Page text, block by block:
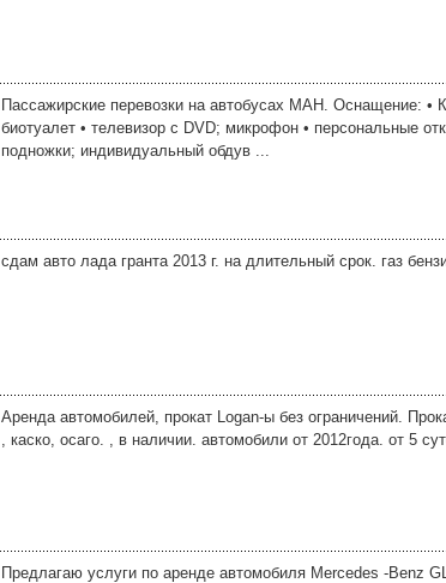
Пассажирские перевозки на автобусах МАН. Оснащение: •
биотуалет • телевизор с DVD; микрофон • персональные
подножки; индивидуальный обдув ...
сдам авто лада гранта 2013 г. на длительный срок. газ
Аренда автомобилей, прокат Logan-ы без ограничений.
, каско, осаго. , в наличии. автомобили от 2012года. от 5
Предлагаю услуги по аренде автомобиля Mercedes -Benz